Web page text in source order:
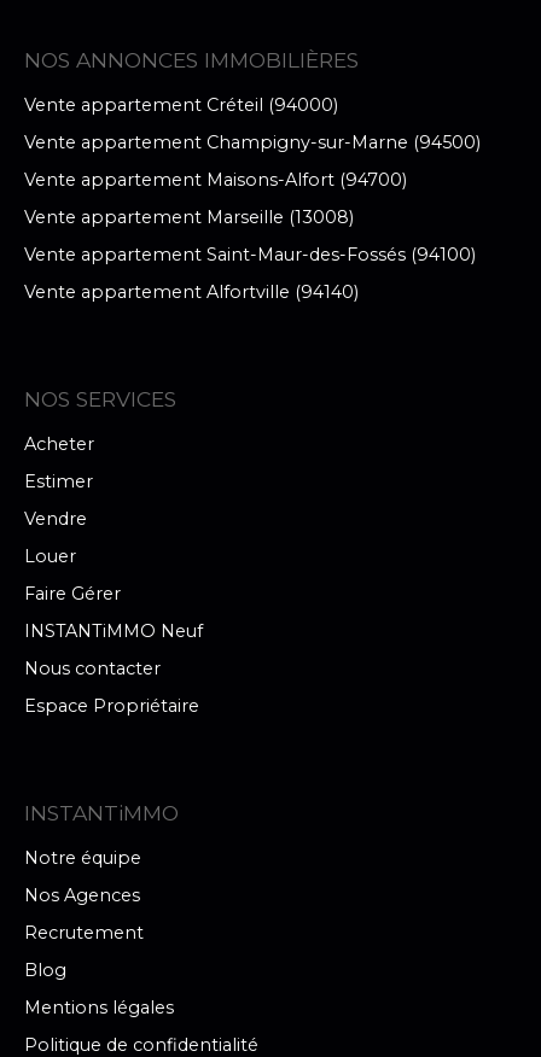
NOS ANNONCES IMMOBILIÈRES
Vente appartement Créteil (94000)
Vente appartement Champigny-sur-Marne (94500)
Vente appartement Maisons-Alfort (94700)
Vente appartement Marseille (13008)
Vente appartement Saint-Maur-des-Fossés (94100)
Vente appartement Alfortville (94140)
NOS SERVICES
Acheter
Estimer
Vendre
Louer
Faire Gérer
INSTANTiMMO Neuf
Nous contacter
Espace Propriétaire
INSTANTiMMO
Notre équipe
Nos Agences
Recrutement
Blog
Mentions légales
Politique de confidentialité